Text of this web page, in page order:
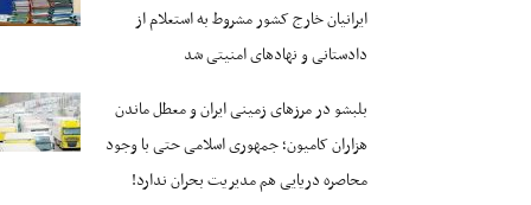
ایرانیان خارج کشور مشروط به استعلام از
دادستانی و نهادهای امنیتی شد
بلبشو در مرزهای زمینی ایران و معطل ماندن
هزاران کامیون؛ جمهوری اسلامی حتی با وجود
محاصره دریایی هم مدیریت بحران ندارد!